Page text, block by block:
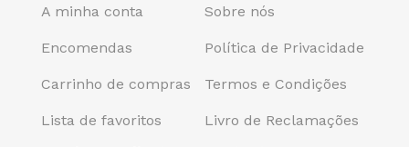
A minha conta
Encomendas
Carrinho de compras
Lista de favoritos
Sobre nós
Política de Privacidade
Termos e Condições
Livro de Reclamações